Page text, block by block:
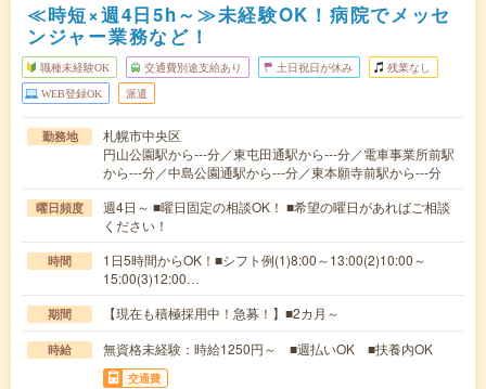
≪時短×週4日5h～≫未経験OK！病院でメッセ
ンジャー業務など！
職種未経験OK 交通費別途支給あり 土日祝日が休み 残業なし
WEB登録OK 派遣
勤務地
札幌市中央区
円山公園駅から---分／東屯田通駅から---分／電車事業所前駅
から---分／中島公園通駅から---分／東本願寺前駅から---分
曜日頻度
週4日～ ■曜日固定の相談OK！ ■希望の曜日があればご相談
ください！
時間
1日5時間からOK！■シフト例(1)8:00～13:00(2)10:00～
15:00(3)12:00…
期間 【現在も積極採用中！急募！】■2カ月～
時給 無資格未経験：時給1250円～ ■週払いOK ■扶養内OK
交通費